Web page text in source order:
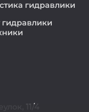
гидравлики
11/4